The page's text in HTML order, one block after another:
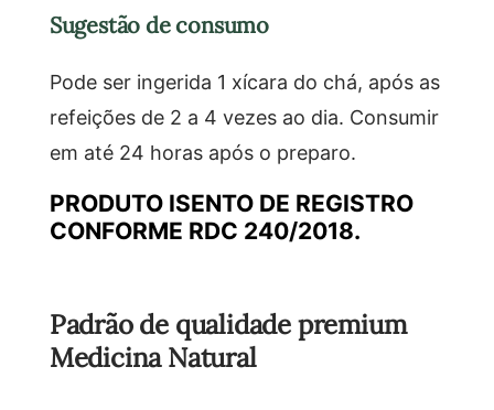
Sugestão de consumo
Pode ser ingerida 1 xícara do chá, após as
refeições de 2 a 4 vezes ao dia. Consumir
em até 24 horas após o preparo.
PRODUTO ISENTO DE REGISTRO
CONFORME RDC 240/2018.
Padrão de qualidade premium
Medicina Natural